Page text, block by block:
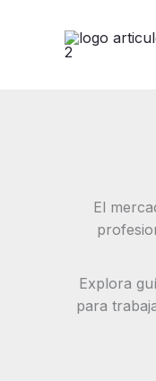
contenido
El
Explora
para